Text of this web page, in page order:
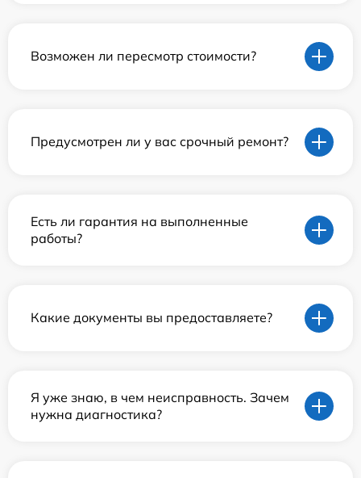
Возможен ли пересмотр стоимости?
Предусмотрен ли у вас срочный ремонт?
Есть ли гарантия на выполненные
работы?
Какие документы вы предоставляете?
Я уже знаю, в чем неисправность. Зачем
нужна диагностика?